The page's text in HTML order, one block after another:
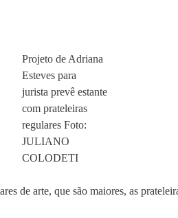
Projeto de Adriana
Esteves para
jurista prevê estante
com prateleiras
regulares Foto:
JULIANO
COLODETI
de arte, que são maiores, as